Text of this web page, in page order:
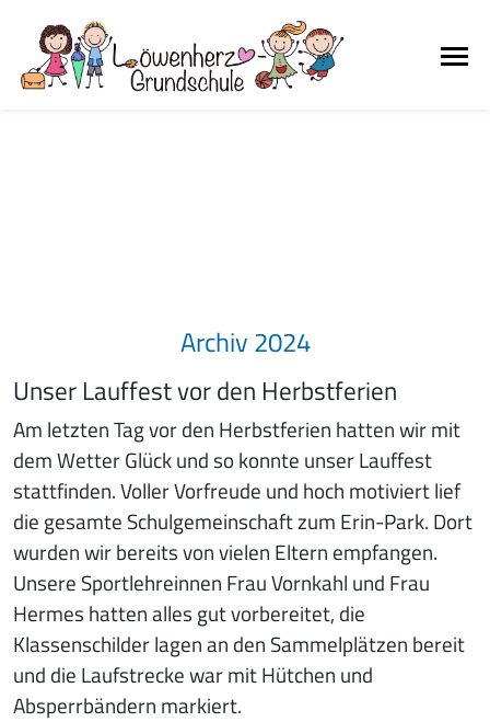
Archiv 2024
Unser Lauffest vor den Herbstferien
Am letzten Tag vor den Herbstferien hatten wir mit
dem Wetter Glück und so konnte unser Lauffest
stattfinden. Voller Vorfreude und hoch motiviert lief
die gesamte Schulgemeinschaft zum Erin-Park. Dort
wurden wir bereits von vielen Eltern empfangen.
Unsere Sportlehreinnen Frau Vornkahl und Frau
Hermes hatten alles gut vorbereitet, die
Klassenschilder lagen an den Sammelplätzen bereit
und die Laufstrecke war mit Hütchen und
Absperrbändern markiert.